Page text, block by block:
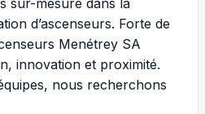
d’ascenseurs. Forte de
Menétrey SA
innovation et proximité.
nous recherchons